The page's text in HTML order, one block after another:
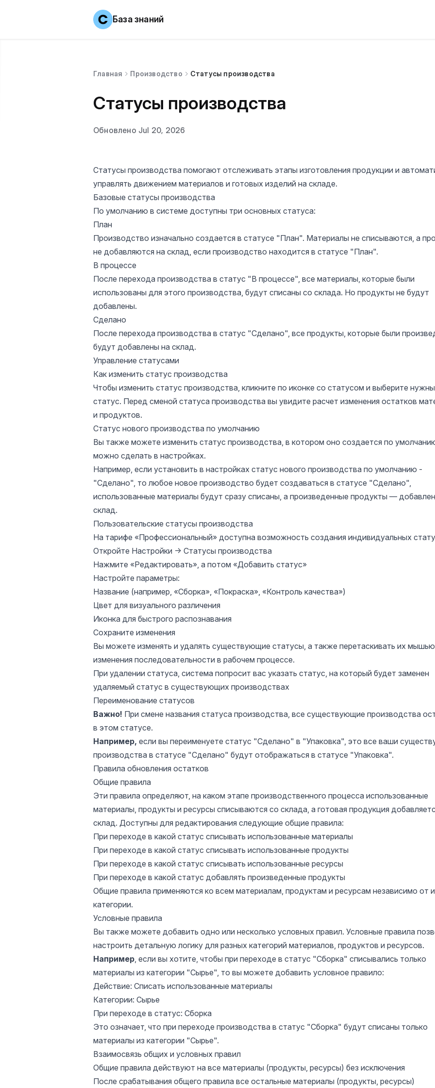
База знаний
Главная Производство Статусы производства
Статусы производства
Обновлено Jul 20, 2026
Статусы производства помогают отслеживать этапы изготовления продукции и
управлять движением материалов и готовых изделий на складе.
Базовые статусы производства
По умолчанию в системе доступны три основных статуса:
План
Производство изначально создается в статусе "План". Материалы не списываются, а
не добавляются на склад, если производство находится в статусе "План".
В процессе
После перехода производства в статус "В процессе", все материалы, которые были
использованы для этого производства, будут списаны со склада. Но продукты не будут
добавлены.
Сделано
После перехода производства в статус "Сделано", все продукты, которые были
будут добавлены на склад.
Управление статусами
Как изменить статус производства
Чтобы изменить статус производства, кликните по иконке со статусом и выберите
статус. Перед сменой статуса производства вы увидите расчет изменения остатков
и продуктов.
Статус нового производства по умолчанию
Вы также можете изменить статус производства, в котором оно создается по
можно сделать в настройках.
Например, если установить в настройках статус нового производства по умолчанию -
"Сделано", то любое новое производство будет создаваться в статусе "Сделано",
использованные материалы будут сразу списаны, а произведенные продукты —
склад.
Пользовательские статусы производства
На тарифе «Профессиональный» доступна возможность создания индивидуальных
Откройте Настройки → Статусы производства
Нажмите «Редактировать», а потом «Добавить статус»
Настройте параметры:
Название (например, «Сборка», «Покраска», «Контроль качества»)
Цвет для визуального различения
Иконка для быстрого распознавания
Сохраните изменения
Вы можете изменять и удалять существующие статусы, а также перетаскивать их
изменения последовательности в рабочем процессе.
При удалении статуса, система попросит вас указать статус, на который будет заменен
удаляемый статус в существующих производствах
Переименование статусов
Важно! При смене названия статуса производства, все существующие производства
в этом статусе.
Например, если вы переименуете статус "Сделано" в "Упаковка", это все ваши
производства в статусе "Сделано" будут отображаться в статусе "Упаковка".
Правила обновления остатков
Общие правила
Эти правила определяют, на каком этапе производственного процесса использованные
материалы, продукты и ресурсы списываются со склада, а готовая продукция
склад. Доступны для редактирования следующие общие правила:
При переходе в какой статус списывать использованные материалы
При переходе в какой статус списывать использованные продукты
При переходе в какой статус списывать использованные ресурсы
При переходе в какой статус добавлять произведенные продукты
Общие правила применяются ко всем материалам, продуктам и ресурсам независимо от
категории.
Условные правила
Вы также можете добавить одно или несколько условных правил. Условные правила
настроить детальную логику для разных категорий материалов, продуктов и ресурсов.
Например, если вы хотите, чтобы при переходе в статус "Сборка" списывались только
материалы из категории "Сырье", то вы можете добавить условное правило:
Действие: Списать использованные материалы
Категории: Сырье
При переходе в статус: Сборка
Это означает, что при переходе производства в статус "Сборка" будут списаны только
материалы из категории "Сырье".
Взаимосвязь общих и условных правил
Общие правила действуют на все материалы (продукты, ресурсы) без исключения
После срабатывания общего правила все остальные материалы (продукты, ресурсы)